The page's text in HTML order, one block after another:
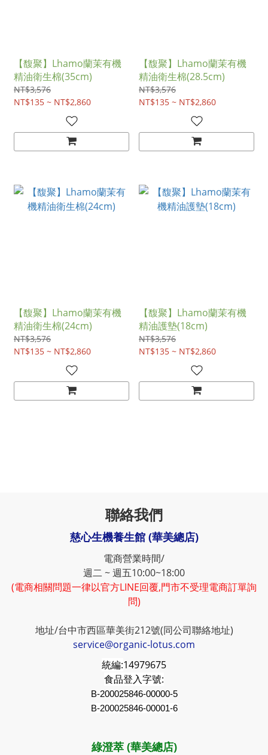
【馥聚】Lhamo蘭茉有機
精油衛生棉(35cm)
NT$3,576
NT$135 ~ NT$2,860
【馥聚】Lhamo蘭茉有機
精油衛生棉(28.5cm)
NT$3,576
NT$135 ~ NT$2,860
【馥聚】Lhamo蘭茉有機
精油衛生棉(24cm)
NT$3,576
NT$135 ~ NT$2,860
【馥聚】Lhamo蘭茉有機
精油護墊(18cm)
NT$3,576
NT$135 ~ NT$2,860
聯絡我們
慈心生機養生館 (華美總店)
電商營業時間/
週二 ~ 週五10:00~18:00
(電商相關問題一律以官方LINE回覆,門市不受理電商訂單詢
問)
地址/台中市西區華美街212號(同公司聯絡地址)
service@organic-lotus.com
統編:14979675
食品登入字號:
B-200025846-00000-5
B-200025846-00001-6
綠澄萃 (華美總店)